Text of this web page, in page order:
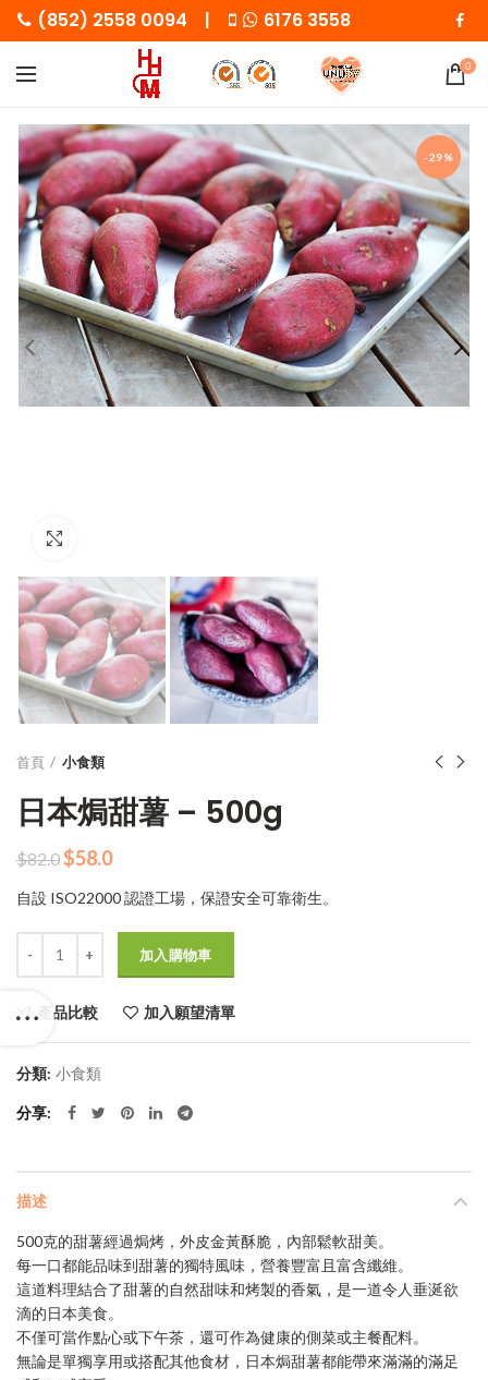
(852) 2558 0094 | 6176 3558
0
-29%
首頁 小食類
日本焗甜薯 – 500g
$82.0 原
價
$82.0。
$58.0目
價
$58.0。
自設 ISO22000 認證工場，保證安全可靠衛生。
加入購物車
產品比較 加入願望清單
分類: 小食類
分享
描述
500克的甜薯經過焗烤，外皮金黃酥脆，內部鬆軟甜美。
每一口都能品味到甜薯的獨特風味，營養豐富且富含纖維。
這道料理結合了甜薯的自然甜味和烤製的香氣，是一道令人垂涎欲
滴的日本美食。
不僅可當作點心或下午茶，還可作為健康的側菜或主餐配料。
無論是單獨享用或搭配其他食材，日本焗甜薯都能帶來滿滿的滿足